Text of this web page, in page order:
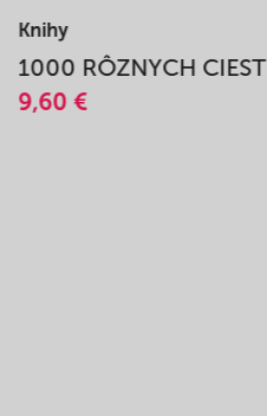
Knihy
1000 RÔZNYCH CIEST
9,60 €